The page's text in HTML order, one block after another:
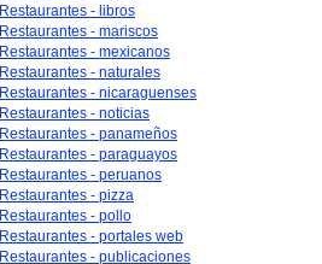
Restaurantes - libros
Restaurantes - mariscos
Restaurantes - mexicanos
Restaurantes - naturales
Restaurantes - nicaraguenses
Restaurantes - noticias
Restaurantes - panameños
Restaurantes - paraguayos
Restaurantes - peruanos
Restaurantes - pizza
Restaurantes - pollo
Restaurantes - portales web
Restaurantes - publicaciones